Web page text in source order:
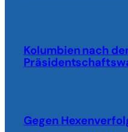
Kolumbien nach
Gegen